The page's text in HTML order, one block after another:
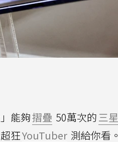
能夠摺疊 50萬次的三星
超狂YouTuber 測給你看。